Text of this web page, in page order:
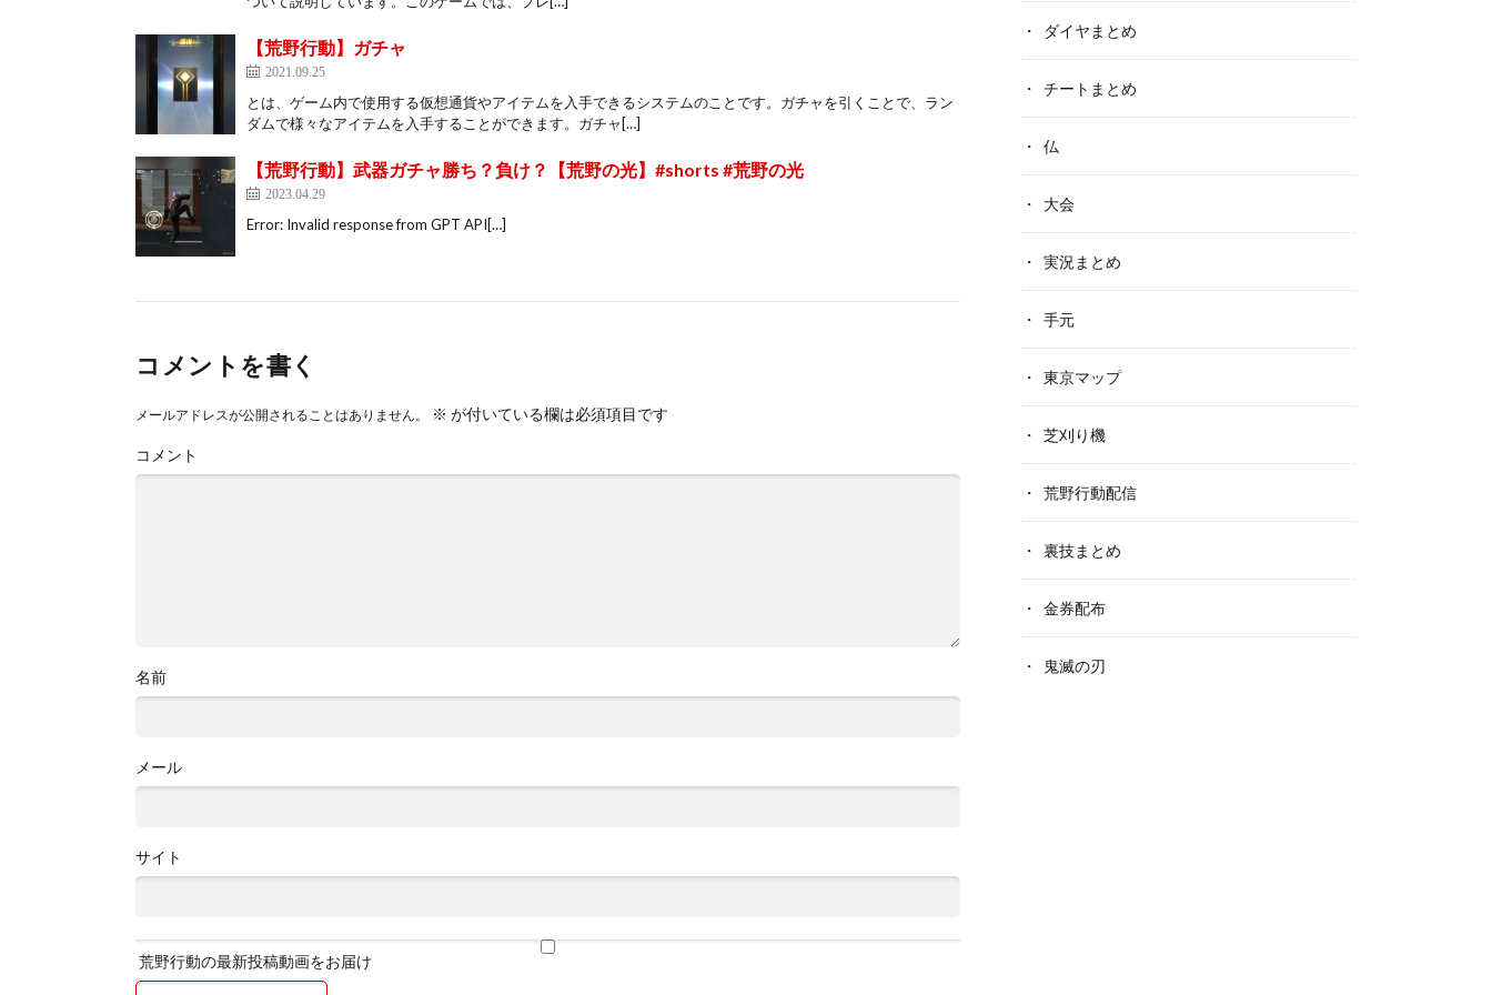
【荒野行動】ガチャ
2021.09.25
とは、ゲーム内で使用する仮想通貨やアイテムを入手できるシステムのことです。ガチャを引くことで、ラン
ダムで様々なアイテムを入手することができます。ガチャ[…]
【荒野行動】武器ガチャ勝ち？負け？【荒野の光】#shorts #荒野の光
2023.04.29
Error: Invalid response from GPT API[…]
コメントを書く
メールアドレスが公開されることはありません。 ※ が付いている欄は必須項目です
コメント
名前
メール
サイト
荒野行動の最新投稿動画をお届け
ダイヤまとめ
チートまとめ
仏
大会
実況まとめ
手元
東京マップ
芝刈り機
荒野行動配信
裏技まとめ
金券配布
鬼滅の刃